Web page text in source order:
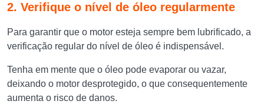
2. Verifique o nível de óleo regularmente
Para garantir que o motor esteja sempre bem lubrificado, a
verificação regular do nível de óleo é indispensável.
Tenha em mente que o óleo pode evaporar ou vazar,
deixando o motor desprotegido, o que consequentemente
aumenta o risco de danos.